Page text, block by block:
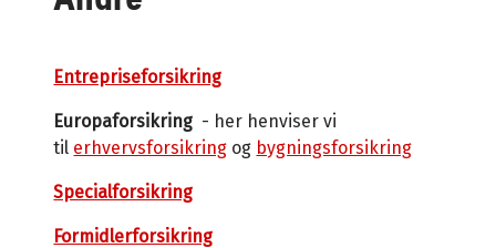
Entrepriseforsikring
Europaforsikring - her henviser vi
til erhvervsforsikring og bygningsforsikring
Specialforsikring
Formidlerforsikring